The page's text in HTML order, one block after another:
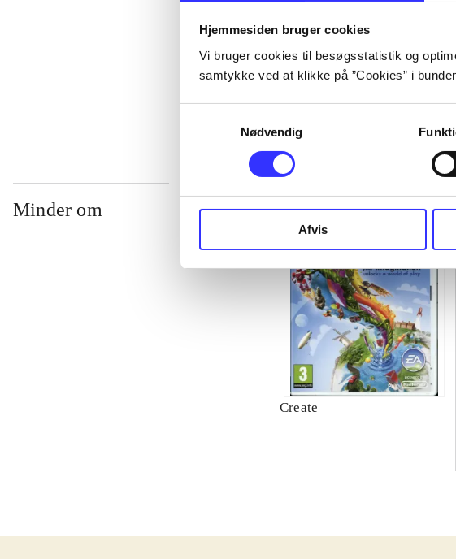
Hjemmesiden bruger cookies
Vi bruger cookies til besøgsstatistik og
samtykke ved at klikke på ”Cookies” i
Nødvendig
Afvis
...
Minder om
Create